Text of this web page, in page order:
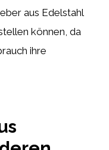
aus Edelstahl
können, da
ihre